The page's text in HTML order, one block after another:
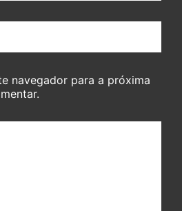
navegador para a próxima